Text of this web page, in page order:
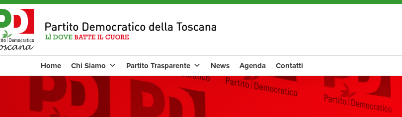
Home Chi Siamo Partito Trasparente News Agenda Contatti